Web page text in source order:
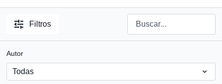
Filtros
Autor